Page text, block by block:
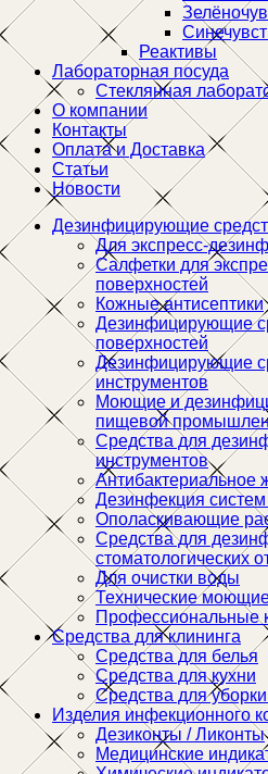
Реактивы
Лабораторная посуда
Стеклянная
О компании
Контакты
Оплата и Доставка
Статьи
Новости
Дезинфицирующие
Для экспресс-
Салфетки для
поверхностей
Кожные антисептики
Дезинфицирующие
поверхностей
Дезинфицирующие
инструментов
Моющие и
пищевой
Средства для
инструментов
Антибактериальное
Дезинфекция
Ополаскивающие
Средства для
стоматологических
Для очистки воды
Технические
Профессиональные
Средства для клининга
Средства для белья
Средства для кухни
Средства для
Изделия инфекционного
Дезиконты / Ликонты
Медицинские